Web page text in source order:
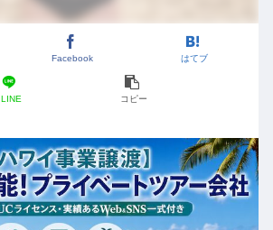
Facebook はてブ
LINE コピー